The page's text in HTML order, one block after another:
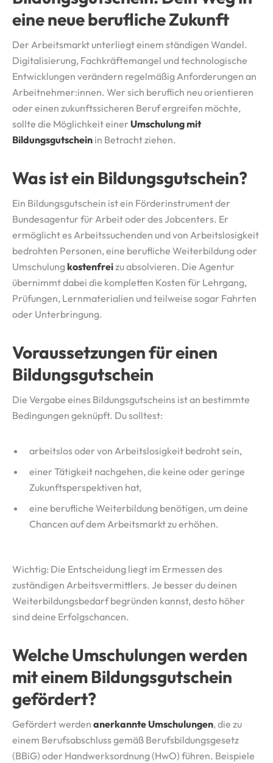
eine neue berufliche Zukunft
Der Arbeitsmarkt unterliegt einem ständigen Wandel.
Digitalisierung, Fachkräftemangel und technologische
Entwicklungen verändern regelmäßig Anforderungen an
Arbeitnehmer:innen. Wer sich beruflich neu orientieren
oder einen zukunftssicheren Beruf ergreifen möchte,
sollte die Möglichkeit einer Umschulung mit
Bildungsgutschein in Betracht ziehen.
Was ist ein Bildungsgutschein?
Ein Bildungsgutschein ist ein Förderinstrument der
Bundesagentur für Arbeit oder des Jobcenters. Er
ermöglicht es Arbeitssuchenden und von Arbeitslosigkeit
bedrohten Personen, eine berufliche Weiterbildung oder
Umschulungkostenfreizu absolvieren. Die Agentur
übernimmt dabei die kompletten Kosten für Lehrgang,
Prüfungen, Lernmaterialien und teilweise sogar Fahrten
oder Unterbringung.
Voraussetzungen für einen
Bildungsgutschein
Die Vergabe eines Bildungsgutscheins ist an bestimmte
Bedingungen geknüpft. Du solltest:
arbeitslos oder von Arbeitslosigkeit bedroht sein,
einer Tätigkeit nachgehen, die keine oder geringe
Zukunftsperspektiven hat,
eine berufliche Weiterbildung benötigen, um deine
Chancen auf dem Arbeitsmarkt zu erhöhen.
Wichtig: Die Entscheidung liegt im Ermessen des
zuständigen Arbeitsvermittlers. Je besser du deinen
Weiterbildungsbedarf begründen kannst, desto höher
sind deine Erfolgschancen.
Welche Umschulungen werden
mit einem Bildungsgutschein
gefördert?
Gefördert werden anerkannte Umschulungen, die zu
einem Berufsabschluss gemäß Berufsbildungsgesetz
(BBiG) oder Handwerksordnung (HwO) führen. Beispiele